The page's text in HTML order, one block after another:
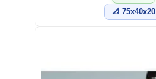
📐 75x40x20